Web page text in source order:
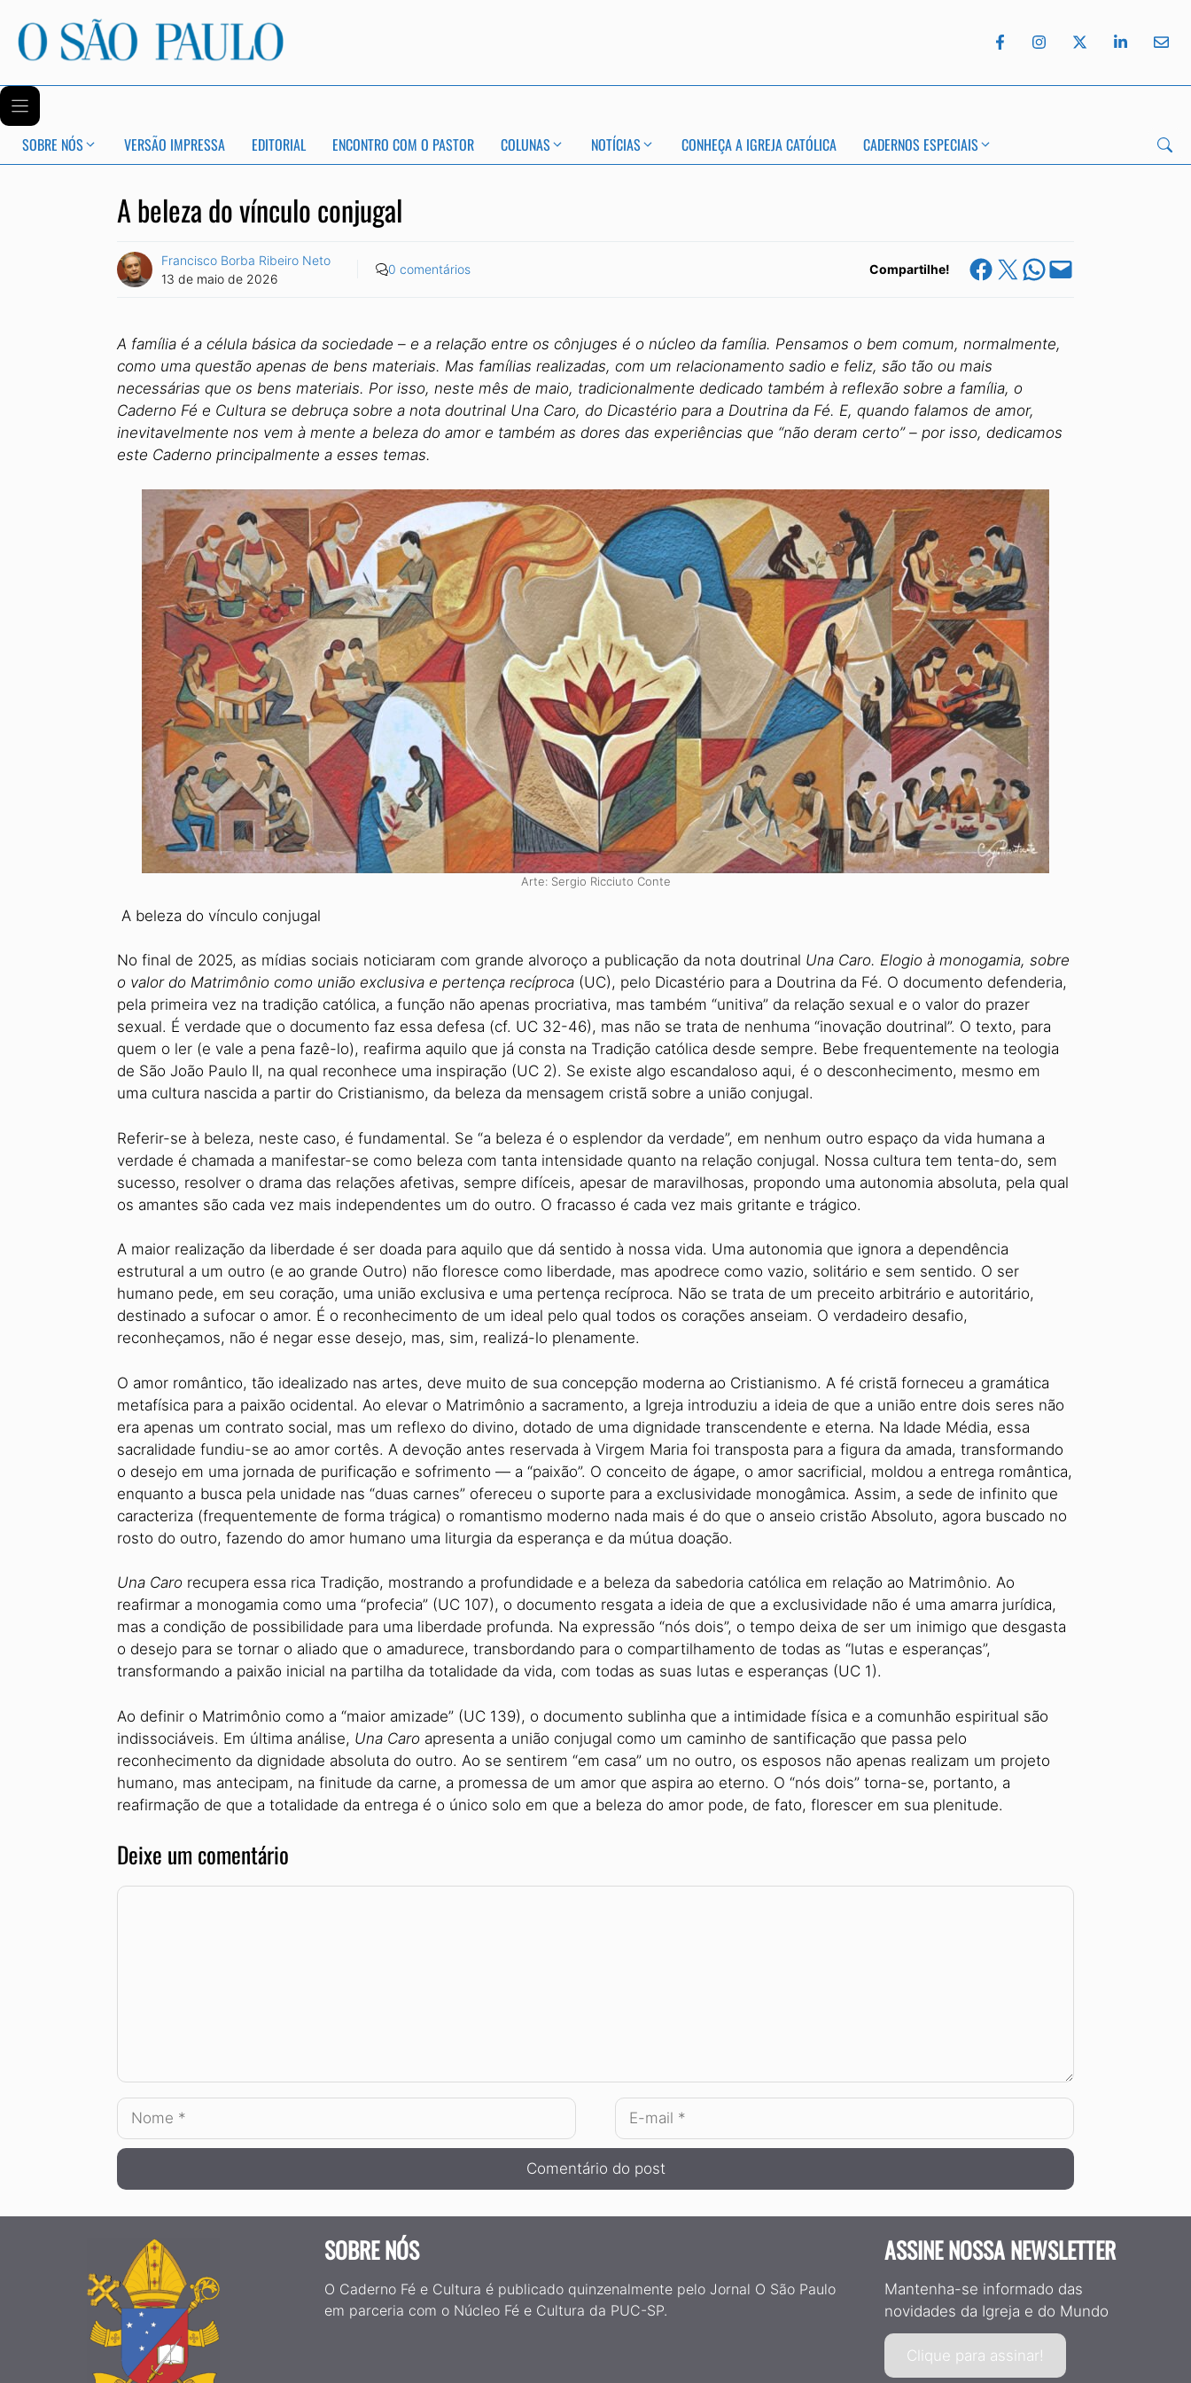
SOBRE NÓS VERSÃO IMPRESSA EDITORIAL ENCONTRO COM O PASTOR COLUNAS NOTÍCIAS CONHEÇA A IGREJA CATÓLICA CADERNOS ESPECIAIS
A beleza do vínculo conjugal
Francisco Borba Ribeiro Neto
13 de maio de 2026
0 comentários Compartilhe! Share on Facebook
Share on X Share on WhatsApp
Email this Page
A família é a célula básica da sociedade – e a relação entre os cônjuges é o núcleo da família. Pensamos o bem comum, normalmente,
como uma questão apenas de bens materiais. Mas famílias realizadas, com um relacionamento sadio e feliz, são tão ou mais
necessárias que os bens materiais. Por isso, neste mês de maio, tradicionalmente dedicado também à reflexão sobre a família, o
Caderno Fé e Cultura se debruça sobre a nota doutrinal Una Caro, do Dicastério para a Doutrina da Fé. E, quando falamos de amor,
inevitavelmente nos vem à mente a beleza do amor e também as dores das experiências que “não deram certo” – por isso, dedicamos
este Caderno principalmente a esses temas.
Arte: Sergio Ricciuto Conte
A beleza do vínculo conjugal
No final de 2025, as mídias sociais noticiaram com grande alvoroço a publicação da nota doutrinal Una Caro. Elogio à monogamia, sobre
o valor do Matrimônio como união exclusiva e pertença recíproca (UC), pelo Dicastério para a Doutrina da Fé. O documento defenderia,
pela primeira vez na tradição católica, a função não apenas procriativa, mas também “unitiva” da relação sexual e o valor do prazer
sexual. É verdade que o documento faz essa defesa (cf. UC 32-46), mas não se trata de nenhuma “inovação doutrinal”. O texto, para
quem o ler (e vale a pena fazê-lo), reafirma aquilo que já consta na Tradição católica desde sempre. Bebe frequentemente na teologia
de São João Paulo II, na qual reconhece uma inspiração (UC 2). Se existe algo escandaloso aqui, é o desconhecimento, mesmo em
uma cultura nascida a partir do Cristianismo, da beleza da mensagem cristã sobre a união conjugal.
Referir-se à beleza, neste caso, é fundamental. Se “a beleza é o esplendor da verdade”, em nenhum outro espaço da vida humana a
verdade é chamada a manifestar-se como beleza com tanta intensidade quanto na relação conjugal. Nossa cultura tem tenta-do, sem
sucesso, resolver o drama das relações afetivas, sempre difíceis, apesar de maravilhosas, propondo uma autonomia absoluta, pela qual
os amantes são cada vez mais independentes um do outro. O fracasso é cada vez mais gritante e trágico.
A maior realização da liberdade é ser doada para aquilo que dá sentido à nossa vida. Uma autonomia que ignora a dependência
estrutural a um outro (e ao grande Outro) não floresce como liberdade, mas apodrece como vazio, solitário e sem sentido. O ser
humano pede, em seu coração, uma união exclusiva e uma pertença recíproca. Não se trata de um preceito arbitrário e autoritário,
destinado a sufocar o amor. É o reconhecimento de um ideal pelo qual todos os corações anseiam. O verdadeiro desafio,
reconheçamos, não é negar esse desejo, mas, sim, realizá-lo plenamente.
O amor romântico, tão idealizado nas artes, deve muito de sua concepção moderna ao Cristianismo. A fé cristã forneceu a gramática
metafísica para a paixão ocidental. Ao elevar o Matrimônio a sacramento, a Igreja introduziu a ideia de que a união entre dois seres não
era apenas um contrato social, mas um reflexo do divino, dotado de uma dignidade transcendente e eterna. Na Idade Média, essa
sacralidade fundiu-se ao amor cortês. A devoção antes reservada à Virgem Maria foi transposta para a figura da amada, transformando
o desejo em uma jornada de purificação e sofrimento — a “paixão”. O conceito de ágape, o amor sacrificial, moldou a entrega romântica,
enquanto a busca pela unidade nas “duas carnes” ofereceu o suporte para a exclusividade monogâmica. Assim, a sede de infinito que
caracteriza (frequentemente de forma trágica) o romantismo moderno nada mais é do que o anseio cristão Absoluto, agora buscado no
rosto do outro, fazendo do amor humano uma liturgia da esperança e da mútua doação.
Una Caro recupera essa rica Tradição, mostrando a profundidade e a beleza da sabedoria católica em relação ao Matrimônio. Ao
reafirmar a monogamia como uma “profecia” (UC 107), o documento resgata a ideia de que a exclusividade não é uma amarra jurídica,
mas a condição de possibilidade para uma liberdade profunda. Na expressão “nós dois”, o tempo deixa de ser um inimigo que desgasta
o desejo para se tornar o aliado que o amadurece, transbordando para o compartilhamento de todas as “lutas e esperanças”,
transformando a paixão inicial na partilha da totalidade da vida, com todas as suas lutas e esperanças (UC 1).
Ao definir o Matrimônio como a “maior amizade” (UC 139), o documento sublinha que a intimidade física e a comunhão espiritual são
indissociáveis. Em última análise, Una Caro apresenta a união conjugal como um caminho de santificação que passa pelo
reconhecimento da dignidade absoluta do outro. Ao se sentirem “em casa” um no outro, os esposos não apenas realizam um projeto
humano, mas antecipam, na finitude da carne, a promessa de um amor que aspira ao eterno. O “nós dois” torna-se, portanto, a
reafirmação de que a totalidade da entrega é o único solo em que a beleza do amor pode, de fato, florescer em sua plenitude.
Deixe um comentário
Comentário
Nome
E-
SOBRE NÓS
O Caderno Fé e Cultura é publicado quinzenalmente pelo Jornal O São Paulo
em parceria com o Núcleo Fé e Cultura da PUC-SP.
ASSINE NOSSA NEWSLETTER
Mantenha-se informado das
novidades da Igreja e do Mundo
Clique para assinar!